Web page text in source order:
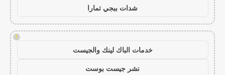
شدات ببجي تمارا
!
خدمات الباك لينك والجيست
نشر جيست بوست